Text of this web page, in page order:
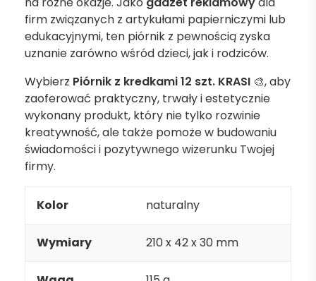
firm związanych z artykułami papierniczymi lub
edukacyjnymi, ten piórnik z pewnością zyska
uznanie zarówno wśród dzieci, jak i rodziców.
Wybierz Piórnik z kredkami 12 szt. KRASI 🎨, aby
zaoferować praktyczny, trwały i estetycznie
wykonany produkt, który nie tylko rozwinie
kreatywność, ale także pomoże w budowaniu
świadomości i pozytywnego wizerunku Twojej
firmy.
Kolor naturalny
Wymiary 210 x 42 x 30 mm